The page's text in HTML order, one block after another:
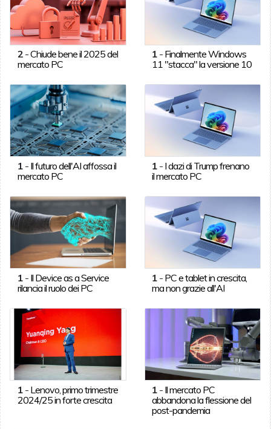
2-Chiude bene il 2025 del
mercato PC
1 - Finalmente Windows
11 "stacca" la versione 10
1- Il futuro dell'AI affossa il
mercato PC
1 - I dazi di Trump frenano
il mercato PC
1- Il Device as a Service
rilancia il ruolo dei PC
1 - PC e tablet in crescita,
ma non grazie all'AI
1- Lenovo, primo trimestre
2024/25 in forte crescita
1 - Il mercato PC
abbandona la flessione del
post-pandemia